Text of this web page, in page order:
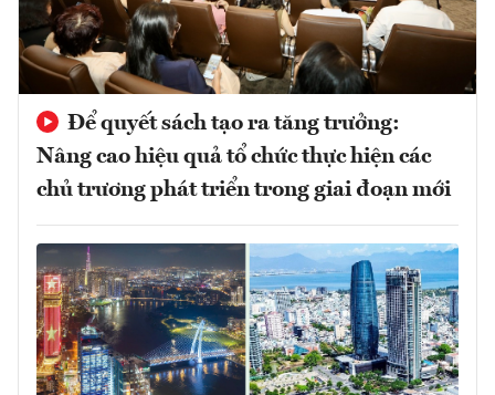
Để quyết sách tạo ra tăng trưởng:
Nâng cao hiệu quả tổ chức thực hiện các
chủ trương phát triển trong giai đoạn mới